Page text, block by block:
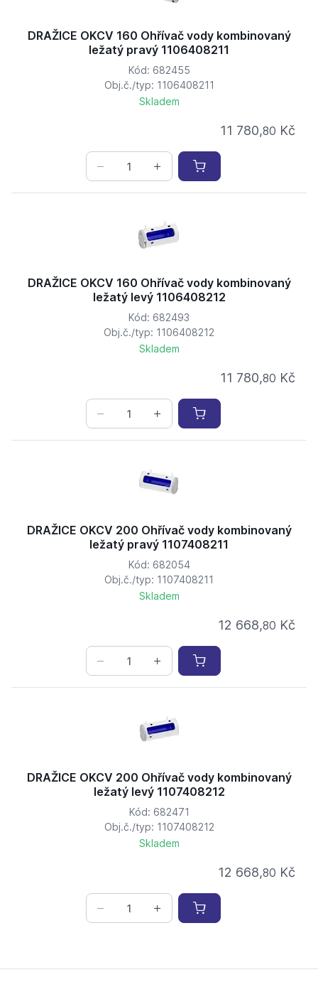
DRAŽICE OKCV 160 Ohřívač vody kombinovaný
ležatý pravý 1106408211
Kód: 682455
Obj.č./typ: 1106408211
Skladem
11 780,80 Kč
DRAŽICE OKCV 160 Ohřívač vody kombinovaný
ležatý levý 1106408212
Kód: 682493
Obj.č./typ: 1106408212
Skladem
11 780,80 Kč
DRAŽICE OKCV 200 Ohřívač vody kombinovaný
ležatý pravý 1107408211
Kód: 682054
Obj.č./typ: 1107408211
Skladem
12 668,80 Kč
DRAŽICE OKCV 200 Ohřívač vody kombinovaný
ležatý levý 1107408212
Kód: 682471
Obj.č./typ: 1107408212
Skladem
12 668,80 Kč